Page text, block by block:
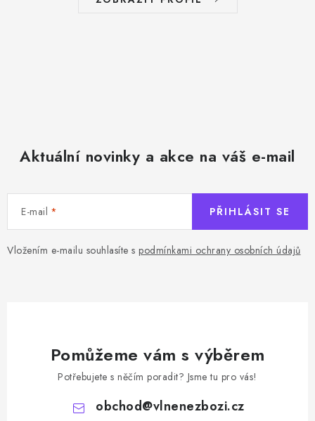
Aktuální novinky a akce na váš e-mail
E-mail
Vložením e-mailu souhlasíte s podmínkami ochrany osobních údajů
PŘIHLÁSIT SE
Pomůžeme vám s výběrem
Potřebujete s něčím poradit? Jsme tu pro vás!
obchod@vlnenezbozi.cz